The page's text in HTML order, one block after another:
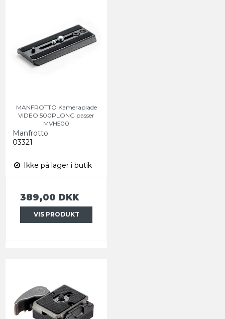
MANFROTTO Kameraplade
VIDEO 500PLONG passer
MVH500
Manfrotto
03321
Ikke på lager i butik
389,00 DKK
VIS PRODUKT